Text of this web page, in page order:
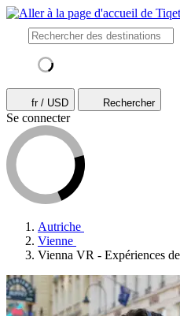
fr / USD Rechercher
Se connecter
Autriche
Vienne
Vienna VR - Expériences